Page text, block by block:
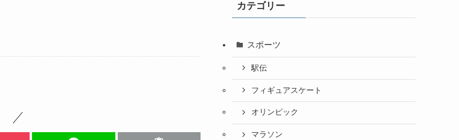
カテゴリー
スポーツ
駅伝
フィギュアスケート
オリンピック
マラソン